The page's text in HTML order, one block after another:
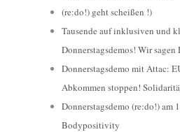
(re:do!) geht scheißen !)
Tausende auf inklusiven und
Donnerstagsdemos! Wir sagen
Donnerstagsdemo mit Attac:
Abkommen stoppen!
Donnerstagsdemo (re:do!) am
Bodypositivity